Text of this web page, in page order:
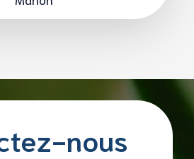
nous